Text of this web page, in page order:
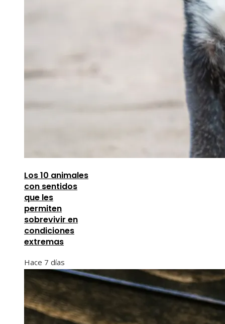
Los 10 animales
con sentidos
que les
permiten
sobrevivir en
condiciones
extremas
Hace 7 días